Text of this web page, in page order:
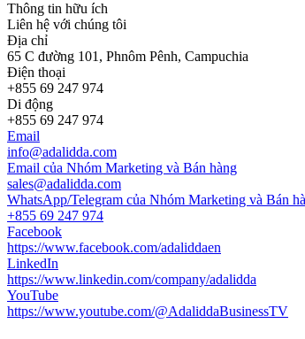
Thông tin hữu ích
Liên hệ với chúng tôi
Địa chỉ
65 C đường 101, Phnôm Pênh, Campuchia
Điện thoại
+855 69 247 974
Di động
+855 69 247 974
Email
info@adalidda.com
Email của Nhóm Marketing và Bán hàng
sales@adalidda.com
WhatsApp/Telegram của Nhóm Marketing và Bán
+855 69 247 974
Facebook
https://www.facebook.com/adaliddaen
LinkedIn
https://www.linkedin.com/company/adalidda
YouTube
https://www.youtube.com/@AdaliddaBusinessTV